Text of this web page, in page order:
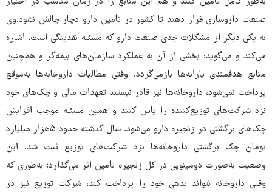
صنعت داروسازی قرار دهند تا کشور در تأمین دارو دچار چالش نشود.وی
به یکی دیگر از مشکلات جدی صنعت دارو که مسئله نقدینگی است، اشاره
می‌کند و می‌گوید: بخشی از آن به عملکرد سازمان‌های بیمه‌گر و همچنین
منابع هدفمندی یارانه‌ها بازمی‌گردد. وقتی مطالبات داروخانه‌ها به‌موقع
پرداخت نمی‌شود، داروخانه‌ها نیز قادر نیستند تعهدات مالی و چک‌های خود
نزد شرکت‌های توزیع‌کننده را پاس کنند و همین مسئله موجب افزایش
چک‌های برگشتی در زنجیره دارو می‌شود. سال گذشته حدود ۵هزار میلیارد
تومان چک برگشتی داروخانه‌ها نزد شرکت‌های توزیع ثبت شد. این
وضعیت به‌صورت دومینویی در کل زنجیره تأمین اثر می‌گذارد؛ به‌طوری که
وقتی داروخانه نتواند بدهی خود را پرداخت کند، شرکت توزیع نیز در